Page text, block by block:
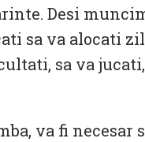
Desi
sa va alocati
sa va
va fi necesar